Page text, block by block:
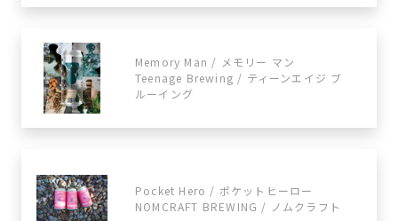
Memory Man / メモリー マン
Teenage Brewing / ティーンエイジ ブ
ルーイング
Pocket Hero / ポケットヒーロー
NOMCRAFT BREWING / ノムクラフト